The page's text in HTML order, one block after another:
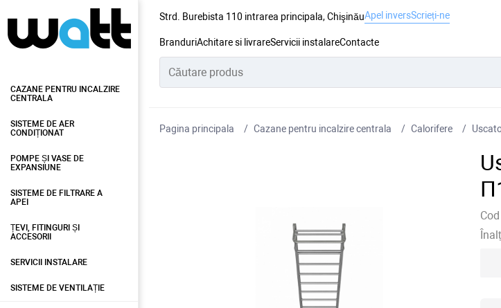
Strd. Burebista 110 intrarea principala, ChişinăuApel inversScrieți-ne
BranduriAchitare si livrareServicii instalareContacte
CAZANE PENTRU INCALZIRE
CENTRALA
SISTEME DE AER
CONDIȚIONAT
POMPE ȘI VASE DE
EXPANSIUNE
SISTEME DE FILTRARE A
APEI
ȚEVI, FITINGURI ȘI
ACCESORII
SERVICII INSTALARE
SISTEME DE VENTILAȚIE
Pagina principala Cazane pentru incalzire centrala Сalorifere